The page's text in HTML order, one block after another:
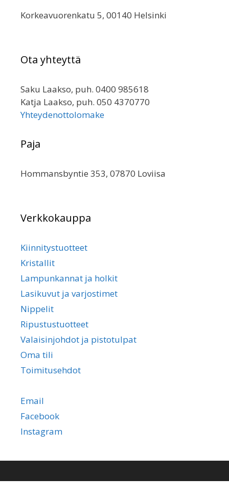
Korkeavuorenkatu 5, 00140 Helsinki
Ota yhteyttä
Saku Laakso, puh. 0400 985618
Katja Laakso, puh. 050 4370770
Yhteydenottolomake
Paja
Hommansbyntie 353, 07870 Loviisa
Verkkokauppa
Kiinnitystuotteet
Kristallit
Lampunkannat ja holkit
Lasikuvut ja varjostimet
Nippelit
Ripustustuotteet
Valaisinjohdot ja pistotulpat
Oma tili
Toimitusehdot
Email
Facebook
Instagram